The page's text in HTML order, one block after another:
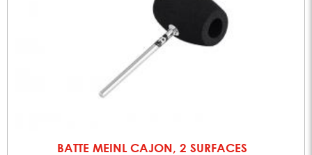
BATTE MEINL CAJON, 2 SURFACES